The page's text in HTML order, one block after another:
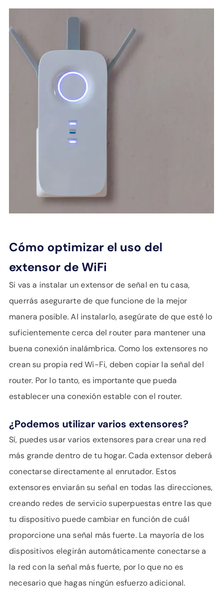
Cómo optimizar el uso del
extensor de WiFi
Si vas a instalar un extensor de señal en tu casa,
querrás asegurarte de que funcione de la mejor
manera posible. Al instalarlo, asegúrate de que esté lo
suficientemente cerca del router para mantener una
buena conexión inalámbrica. Como los extensores no
crean su propia red Wi-Fi, deben copiar la señal del
router. Por lo tanto, es importante que pueda
establecer una conexión estable con el router.
¿Podemos utilizar varios extensores?
Sí, puedes usar varios extensores para crear una red
más grande dentro de tu hogar. Cada extensor deberá
conectarse directamente al enrutador. Estos
extensores enviarán su señal en todas las direcciones,
creando redes de servicio superpuestas entre las que
tu dispositivo puede cambiar en función de cuál
proporcione una señal más fuerte. La mayoría de los
dispositivos elegirán automáticamente conectarse a
la red con la señal más fuerte, por lo que no es
necesario que hagas ningún esfuerzo adicional.